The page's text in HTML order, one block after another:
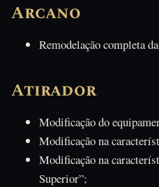
Arcano
Remodelação completa
Atirador
Modificação do
Modificação na
Modificação na
Superior”;